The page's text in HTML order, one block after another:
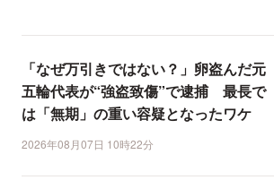
「なぜ万引きではない？」卵盗んだ元
五輪代表が“強盗致傷”で逮捕 最長で
は「無期」の重い容疑となったワケ
2026年08月07日 10時22分